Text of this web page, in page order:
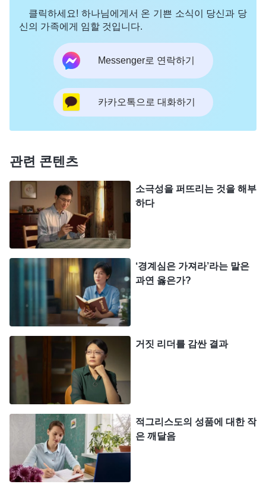
께 기도드렸습니다. “하나님, 방사선 치료를 더 받아
제가 죽어서 구원받을 기회를 잃게 될까 봐 걱정됩니
다. 하나님, 저는 지금 너무나 연약합니다. 부디 제가
당신의 뜻을 깨달을 수 있게 인도해 주십시오.” 기도
를 마친 후, 하나님의 말씀 한 구절이 떠올랐습니다.
『인류가 하나님을 따르는 것은 옳은 것이고, 그 길
로 인도하지 않을 것인데, 설령 너를 사탄에게 넘겨
준다고 해도 하나님은 끝까지 책임질 것이다. 너는
이런 믿음이 있어야 하는데, 이것이 바로 피조물이
마땅히 갖춰야 하는 하나님에 대한 태도이다.
씀ㆍ3권 말세 그리스도의 좌담 기록ㆍ하나님의 주재를 어
떻게 알아야 하는가＞ 중에서) 하나님의 말씀은 제게 믿
음을 주셨습니다. 저는 욥을 떠올렸습니다. 하나님께
서는 비록 사탄이 욥을 시험하도록 허락하셨지만, 그
의 목숨을 해치지는 말라고 명하셨습니다. 그래서 욥
은 육적으로 많은 고통을 겪었지만, 사탄에게 해를
입고 목숨을 잃지는 않았습니다. 저 또한 암에 걸려
몸이 매우 쇠약해졌지만, 그때까지 살아 있었고 수술
도 순조롭게 진행되었습니다. 그것 역시 하나님의 보
호하심이 아니었겠습니까? 저는 하나님께 믿음을 가
져야 했습니다.
그 후 저는 하나님의 말씀을 보았습니다. 『
이 연단할수록 사람의 마음은 하나님을 더 사랑하게
클릭하세요! 하나님에게서 온 기쁜 소식이 당신과 당
신의 가족에게 임할 것입니다.
Messenger로 연락하기
카카오톡으로 대화하기
관련 콘텐츠
소극성을 퍼뜨리는 것을 해부
하다
‘경계심은 가져라’라는 말은
과연 옳은가?
거짓 리더를 감싼 결과
적그리스도의 성품에 대한 작
은 깨달음